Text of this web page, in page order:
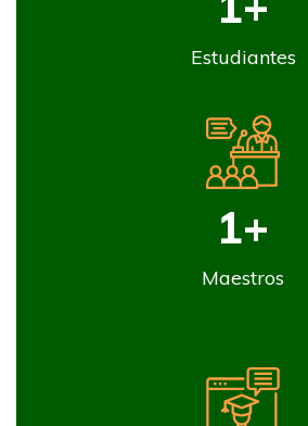
Estudiantes
1+
Maestros